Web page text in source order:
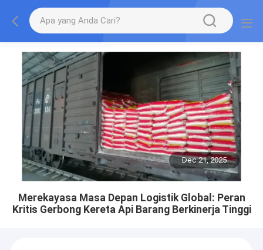
Dec 21, 2025
Merekayasa Masa Depan Logistik Global: Peran
Kritis Gerbong Kereta Api Barang Berkinerja Tinggi